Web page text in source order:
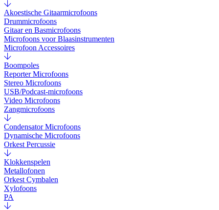
Akoestische Gitaarmicrofoons
Drummicrofoons
Gitaar en Basmicrofoons
Microfoons voor Blaasinstrumenten
Microfoon Accessoires
Boompoles
Reporter Microfoons
Stereo Microfoons
USB/Podcast-microfoons
Video Microfoons
Zangmicrofoons
Condensator Microfoons
Dynamische Microfoons
Orkest Percussie
Klokkenspelen
Metallofonen
Orkest Cymbalen
Xylofoons
PA